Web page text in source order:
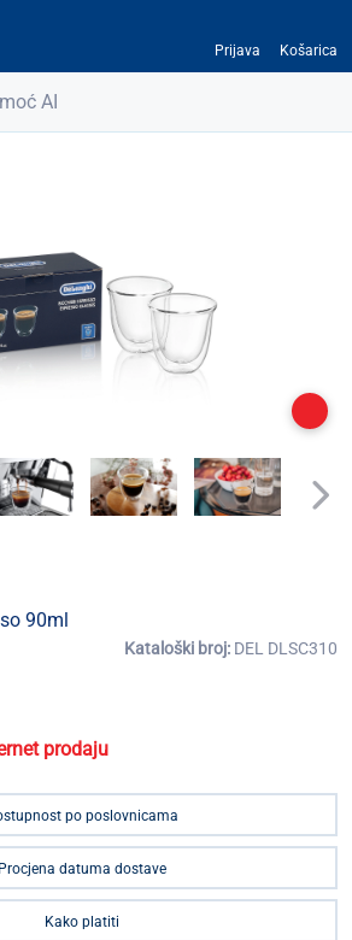
Prijava Košarica
AI
90ml
Kataloški broj: DEL DLSC310
prodaju
po poslovnicama
Procjena datuma dostave
Kako platiti